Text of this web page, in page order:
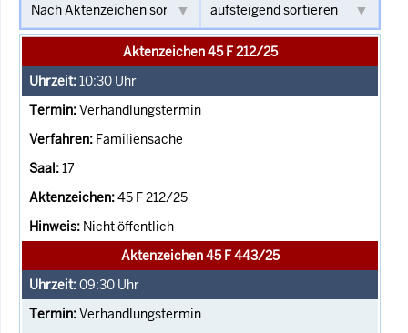
Aktenzeichen 45 F 212/25
10:30 Uhr
Verhandlungstermin
Familiensache
17
45 F 212/25
Nicht öffentlich
Aktenzeichen 45 F 443/25
09:30 Uhr
Verhandlungstermin